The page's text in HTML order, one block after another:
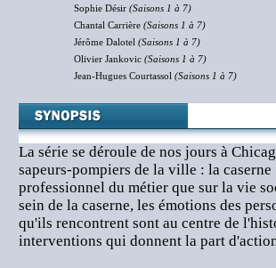
Sophie Désir (Saisons 1 à 7)
Chantal Carrière (Saisons 1 à 7)
Jérôme Dalotel (Saisons 1 à 7)
Olivier Jankovic (Saisons 1 à 7)
Jean-Hugues Courtassol (Saisons 1 à 7)
La série se déroule de nos jours à
sapeurs-pompiers de la ville : la
professionnel du métier que sur la vie
sein de la caserne, les émotions des
qu'ils rencontrent sont au centre de
interventions qui donnent la part